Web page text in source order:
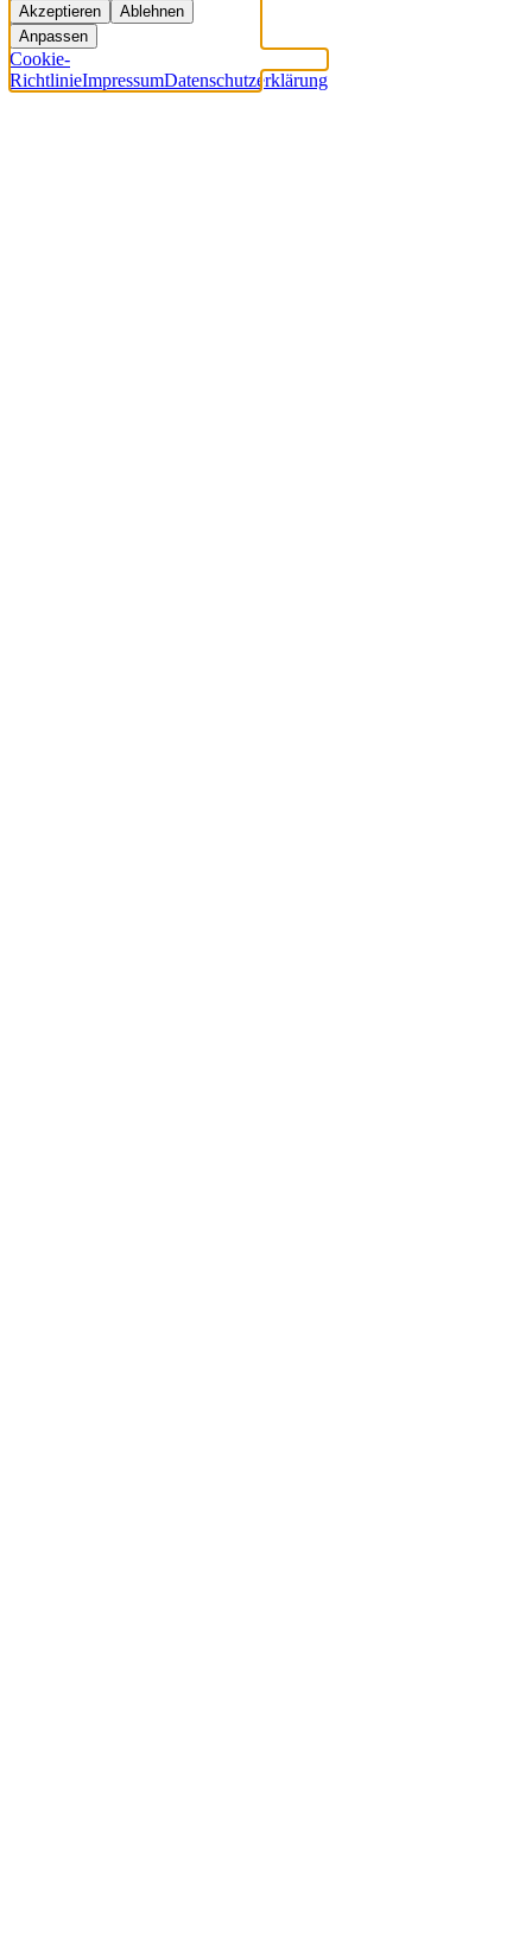
Akzeptieren
Ablehnen
Anpassen
Cookie-
RichtlinieImpressumDatenschutzerklärung